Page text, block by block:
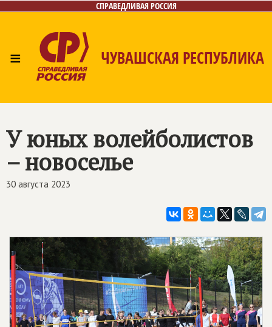
СПРАВЕДЛИВАЯ РОССИЯ
≡ ЧУВАШСКАЯ РЕСПУБЛИКА
Контакты
У юных волейболистов
– новоселье
30 августа 2023